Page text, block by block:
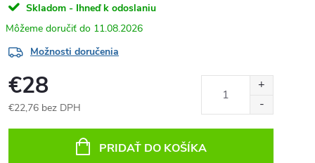
Skladom - Ihneď k odoslaniu
11.08.2026
Možnosti doručenia
€28
€22,76 bez DPH
PRIDAŤ DO KOŠÍKA